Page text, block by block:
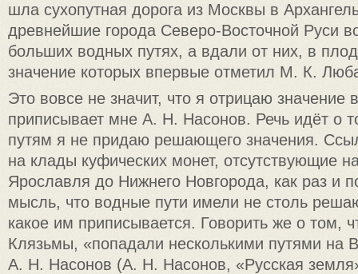
шла сухопутная дорога из Москвы в
древнейшие города Северо-Восточной Руси
больших водных путях, а вдали от них, в
значение которых впервые отметил М. К.
Это вовсе не значит, что я отрицаю значение
приписывает мне А. Н. Насонов. Речь идёт о
путям я не придаю решающего значения.
на клады куфических монет, отсутствующие
Ярославля до Нижнего Новгорода, как раз и
мысль, что водные пути имели не столь
какое им приписывается. Говорить же о том,
Клязьмы, «попадали несколькими путями на
А. Н. Насонов (А. Н. Насонов, «Русская